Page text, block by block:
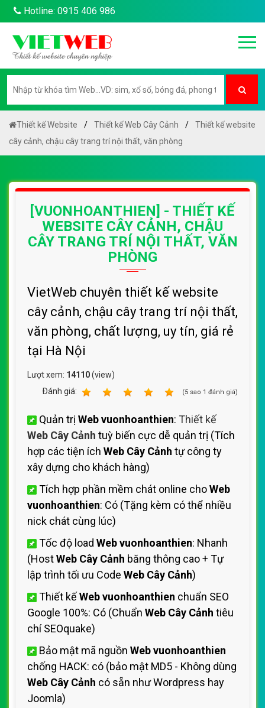
Hotline: 0915 406 986
Thiết kế Website Thiết kế Web Cây Cảnh
Thiết kế website
cây cảnh, chậu cây trang trí nội thất, văn phòng
[VUONHOANTHIEN] - THIẾT KẾ
WEBSITE CÂY CẢNH, CHẬU
CÂY TRANG TRÍ NỘI THẤT, VĂN
PHÒNG
VietWeb chuyên thiết kế website
cây cảnh, chậu cây trang trí nội thất,
văn phòng, chất lượng, uy tín, giá rẻ
tại Hà Nội
Lượt xem: 14110(view)
Ðánh giá:
(5 sao 1 đánh giá)
Quản trị Web vuonhoanthien: Thiết kế
Web Cây Cảnh tuỳ biến cực dễ quản trị (Tích
hợp các tiện ích Web Cây Cảnh tự công ty
xây dựng cho khách hàng)
Tích hợp phần mềm chát online choWeb
vuonhoanthien: Có (Tặng kèm có thể nhiều
nick chát cùng lúc)
Tốc độ load Web vuonhoanthien: Nhanh
(HostWeb Cây Cảnh băng thông cao + Tự
lập trình tối ưu Code Web Cây Cảnh)
Thiết kếWeb vuonhoanthien chuẩn SEO
Google 100%: Có (Chuẩn Web Cây Cảnh tiêu
chí SEOquake)
Bảo mật mã nguồn Web vuonhoanthien
chống HACK: có (bảo mật MD5 - Không dùng
Web Cây Cảnh có sẵn như Wordpress hay
Joomla)